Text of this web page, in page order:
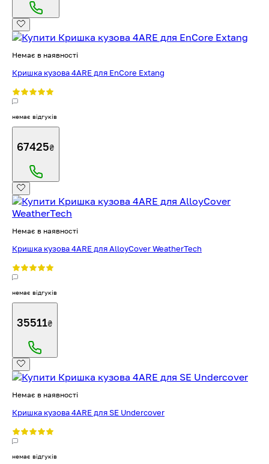
Немає в наявності
Кришка кузова 4ARE для EnCore Extang
немає відгуків
67425₴
Немає в наявності
Кришка кузова 4ARE для AlloyCover WeatherTech
немає відгуків
35511₴
Немає в наявності
Кришка кузова 4ARE для SE Undercover
немає відгуків